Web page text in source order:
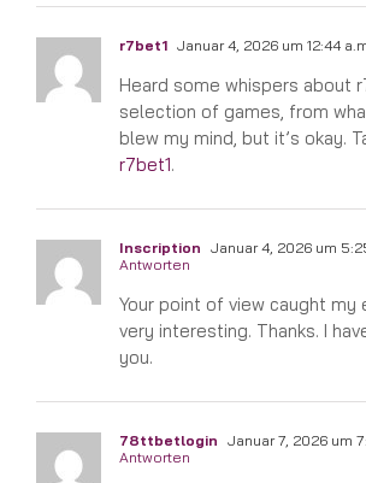
r7bet1 Januar 4, 2026 um 12:44
Heard some whispers about
selection of games, from
blew my mind, but it’s okay.
r7bet1.
Inscription Januar 4, 2026 um
Antworten
Your point of view caught my
very interesting. Thanks. I
you.
78ttbetlogin Januar 7, 2026 um
Antworten